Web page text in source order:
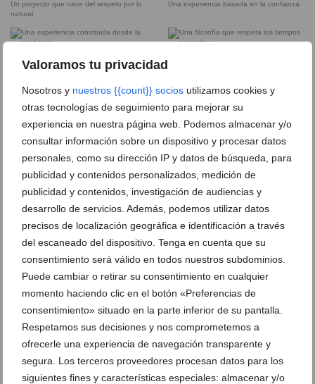
Valoramos tu privacidad
Nosotros y nuestros {{count}} socios utilizamos cookies y
otras tecnologías de seguimiento para mejorar su
experiencia en nuestra página web. Podemos almacenar y/o
consultar información sobre un dispositivo y procesar datos
personales, como su dirección IP y datos de búsqueda, para
publicidad y contenidos personalizados, medición de
publicidad y contenidos, investigación de audiencias y
desarrollo de servicios. Además, podemos utilizar datos
precisos de localización geográfica e identificación a través
del escaneado del dispositivo. Tenga en cuenta que su
consentimiento será válido en todos nuestros subdominios.
Puede cambiar o retirar su consentimiento en cualquier
momento haciendo clic en el botón «Preferencias de
consentimiento» situado en la parte inferior de su pantalla.
Respetamos sus decisiones y nos comprometemos a
ofrecerle una experiencia de navegación transparente y
segura. Los terceros proveedores procesan datos para los
siguientes fines y características especiales: almacenar y/o
Un proyecto que nace del respeto por lo
natural
Una experiencia basada en la confianza
confianza
Una manera consciente de llenar la
Una propuesta pensada para vivir mejor
Una propuesta que apuesta por lo
Valores que se transmiten generación
Logo recomendado Miralcamp
y verdura fresca de temporada
DEJA UN COMENTARIO